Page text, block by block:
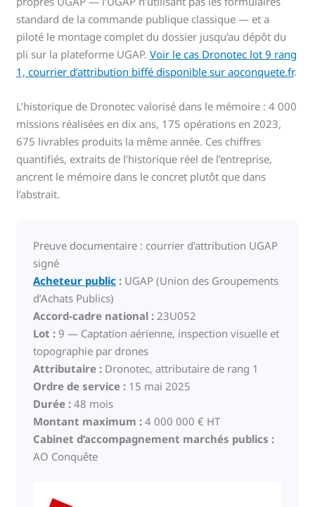
standard de la commande publique classique — et a
piloté le montage complet du dossier jusqu’au dépôt du
pli sur la plateforme UGAP.Voir le cas Dronotec lot 9 rang
1, courrier d’attribution biffé disponible sur aoconquete.fr.
L’historique de Dronotec valorisé dans le mémoire : 4 000
missions réalisées en dix ans, 175 opérations en 2023,
675 livrables produits la même année. Ces chiffres
quantifiés, extraits de l’historique réel de l’entreprise,
ancrent le mémoire dans le concret plutôt que dans
l’abstrait.
Preuve documentaire : courrier d’attribution UGAP
signé
Acheteur public : UGAP (Union des Groupements
d’Achats Publics)
Accord-cadre national : 23U052
Lot : 9 — Captation aérienne, inspection visuelle et
topographie par drones
Attributaire : Dronotec, attributaire de rang 1
Ordre de service : 15 mai 2025
Durée : 48 mois
Montant maximum : 4 000 000 € HT
Cabinet d’accompagnement marchés publics :
AO Conquête